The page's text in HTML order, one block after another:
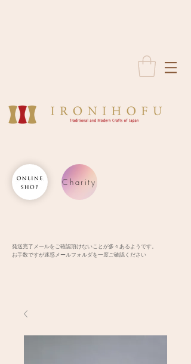
Charity
発送完了メールをご確認頂けないことが多々あるようです。
お手数ですが迷惑メールフォルダを一度ご確認ください​